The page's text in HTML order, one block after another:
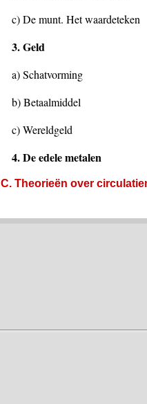
c) De munt. Het waardeteken
3. Geld
a) Schatvorming
b) Betaalmiddel
c) Wereldgeld
4. De edele metalen
C. Theorieën over